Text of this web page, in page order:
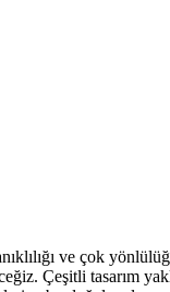
ve çok
Çeşitli tasarım